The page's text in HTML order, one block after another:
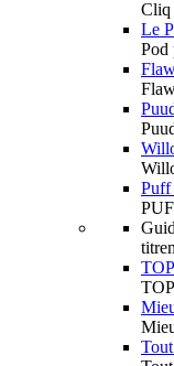
Cliq
Le
Pod
Puff